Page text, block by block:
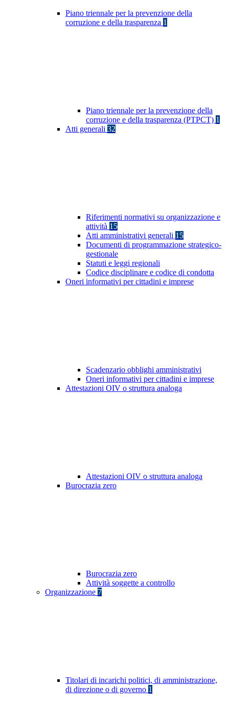
Piano triennale per la prevenzione della
corruzione e della trasparenza 1
Piano triennale per la prevenzione della
corruzione e della trasparenza (PTPCT) 1
Atti generali 32
Riferimenti normativi su organizzazione e
attività 15
Atti amministrativi generali 15
Documenti di programmazione strategico-
gestionale
Statuti e leggi regionali
Codice disciplinare e codice di condotta
Oneri informativi per cittadini e imprese
Scadenzario obblighi amministrativi
Oneri informativi per cittadini e imprese
Attestazioni OIV o struttura analoga
Attestazioni OIV o struttura analoga
Burocrazia zero
Burocrazia zero
Attività soggette a controllo
Organizzazione 7
Titolari di incarichi politici, di amministrazione,
di direzione o di governo 1